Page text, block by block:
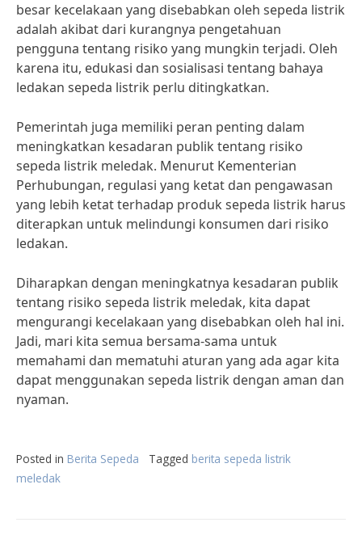
besar kecelakaan yang disebabkan oleh sepeda listrik
adalah akibat dari kurangnya pengetahuan
pengguna tentang risiko yang mungkin terjadi. Oleh
karena itu, edukasi dan sosialisasi tentang bahaya
ledakan sepeda listrik perlu ditingkatkan.
Pemerintah juga memiliki peran penting dalam
meningkatkan kesadaran publik tentang risiko
sepeda listrik meledak. Menurut Kementerian
Perhubungan, regulasi yang ketat dan pengawasan
yang lebih ketat terhadap produk sepeda listrik harus
diterapkan untuk melindungi konsumen dari risiko
ledakan.
Diharapkan dengan meningkatnya kesadaran publik
tentang risiko sepeda listrik meledak, kita dapat
mengurangi kecelakaan yang disebabkan oleh hal ini.
Jadi, mari kita semua bersama-sama untuk
memahami dan mematuhi aturan yang ada agar kita
dapat menggunakan sepeda listrik dengan aman dan
nyaman.
Posted in Berita Sepeda Tagged berita sepeda listrik
meledak